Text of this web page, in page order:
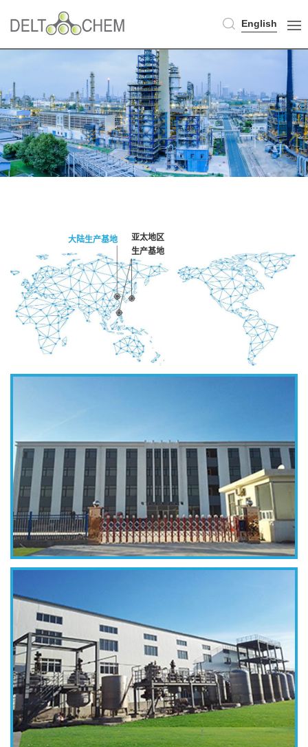
English
大陆生产基地
亚太地区
生产基地